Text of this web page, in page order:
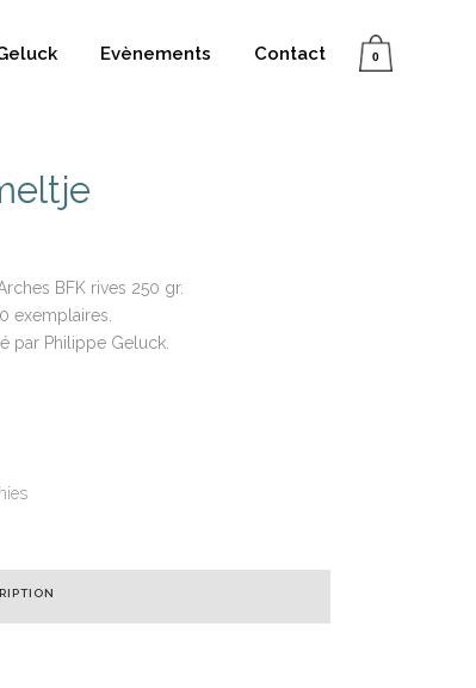
0
Evènements Contact
BFK rives 250 gr.
exemplaires.
par Philippe Geluck.